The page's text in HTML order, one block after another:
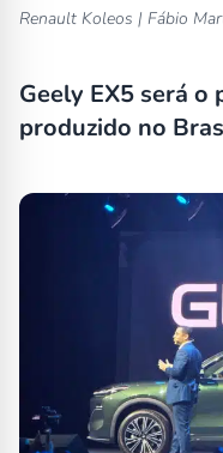
Renault Koleos | Fábio
Geely EX5 será
produzido no